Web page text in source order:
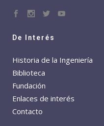
De Interés
Historia de la Ingeniería
Biblioteca
Fundación
Enlaces de interés
Contacto